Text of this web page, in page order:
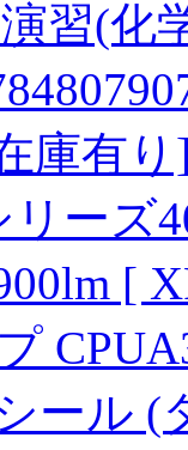
習(化
庫有
リー
[
ール (